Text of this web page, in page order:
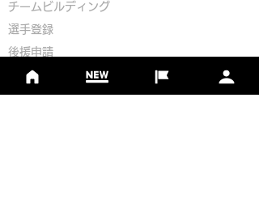
​チームビルディング
選手登録​
​後援申請
​イベント依頼
プライバシーポリシー